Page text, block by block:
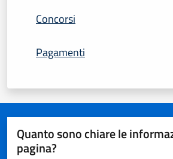
Concorsi
Pagamenti
Quanto sono chiare le
pagina?